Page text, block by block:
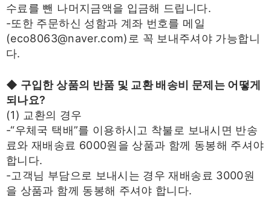
수료를 뺀 나머지금액을 입금해 드립니다.
-또한 주문하신 성함과 계좌 번호를 메일
(eco8063@naver.com)로 꼭 보내주셔야 가능합니
다.
◆ 구입한 상품의 반품 및 교환 배송비 문제는 어떻게
되나요?
(1) 교환의 경우
-“우체국 택배”를 이용하시고 착불로 보내시면 반송
료와 재배송료 6000원을 상품과 함께 동봉해 주셔야
합니다.
-고객님 부담으로 보내시는 경우 재배송료 3000원
을 상품과 함께 동봉해 주셔야 합니다.